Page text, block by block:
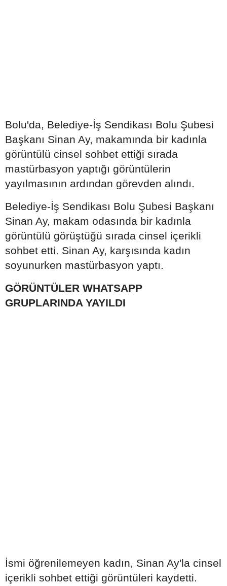
Bolu'da, Belediye-İş Sendikası Bolu Şubesi
Başkanı Sinan Ay, makamında bir kadınla
görüntülü cinsel sohbet ettiği sırada
mastürbasyon yaptığı görüntülerin
yayılmasının ardından görevden alındı.
Belediye-İş Sendikası Bolu Şubesi Başkanı
Sinan Ay, makam odasında bir kadınla
görüntülü görüştüğü sırada cinsel içerikli
sohbet etti. Sinan Ay, karşısında kadın
soyunurken mastürbasyon yaptı.
GÖRÜNTÜLER WHATSAPP
GRUPLARINDA YAYILDI
İsmi öğrenilemeyen kadın, Sinan Ay'la cinsel
içerikli sohbet ettiği görüntüleri kaydetti.